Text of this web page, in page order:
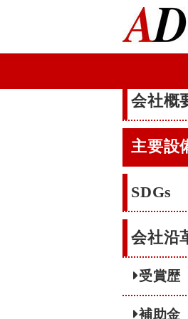
会社概
主要設
SDGs
会社沿
受賞歴
補助金